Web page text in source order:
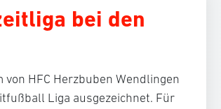
bei den
von HFC Herzbuben Wendlingen
Liga ausgezeichnet. Für